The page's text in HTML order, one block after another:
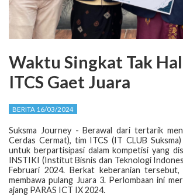
Waktu Singkat Tak
ITCS Gaet Juara
BERITA 16/03/2024
Suksma Journey - Berawal dari tertarik
Cerdas Cermat), tim ITCS (IT CLUB
untuk berpartisipasi dalam kompetisi yang
INSTIKI (Institut Bisnis dan Teknologi
Februari 2024. Berkat keberanian
membawa pulang Juara 3. Perlombaan ini
ajang PARAS ICT IX 2024.